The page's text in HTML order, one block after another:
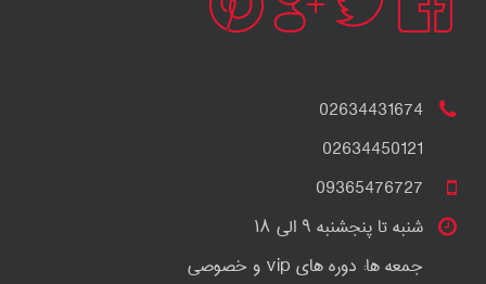
02634431674
02634450121
09365476727
شنبه تا پنجشنبه ۹ الی ۱۸
جمعه ها: دوره های vip و خصوصی